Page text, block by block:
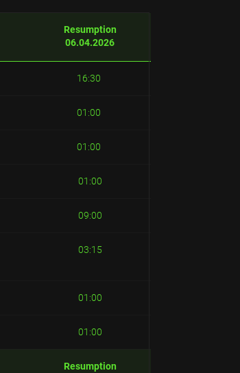
Resumption
06.04.2026
16:30
01:00
01:00
01:00
09:00
03:15
01:00
01:00
Resumption